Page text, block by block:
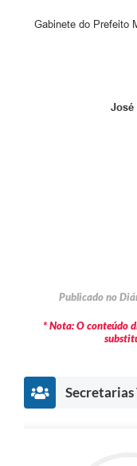
Gabinete do Prefeito
José
Publicado no
* Nota: O conteúdo